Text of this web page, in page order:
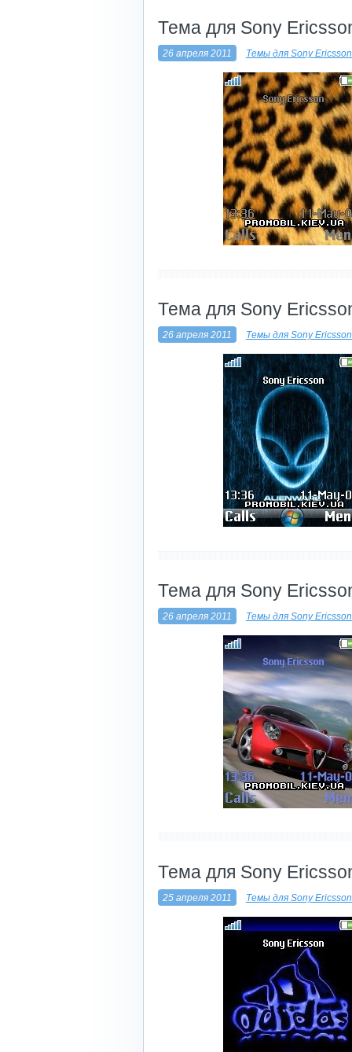
Тема для Sony
26 апреля 2011 Темы для Sony
Тема для Sony
26 апреля 2011 Темы для Sony
Тема для Sony
26 апреля 2011 Темы для Sony
Тема для Sony
25 апреля 2011 Темы для Sony